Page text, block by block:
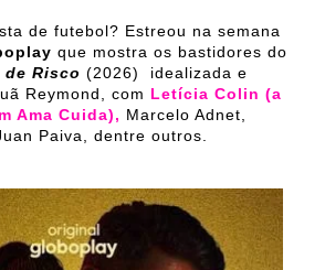
de futebol? Estreou na semana
que mostra os bastidores do
de Risco (2026) idealizada e
Reymond, com Letícia Colin (a
Ama Cuida), Marcelo Adnet,
Paiva, dentre outros.